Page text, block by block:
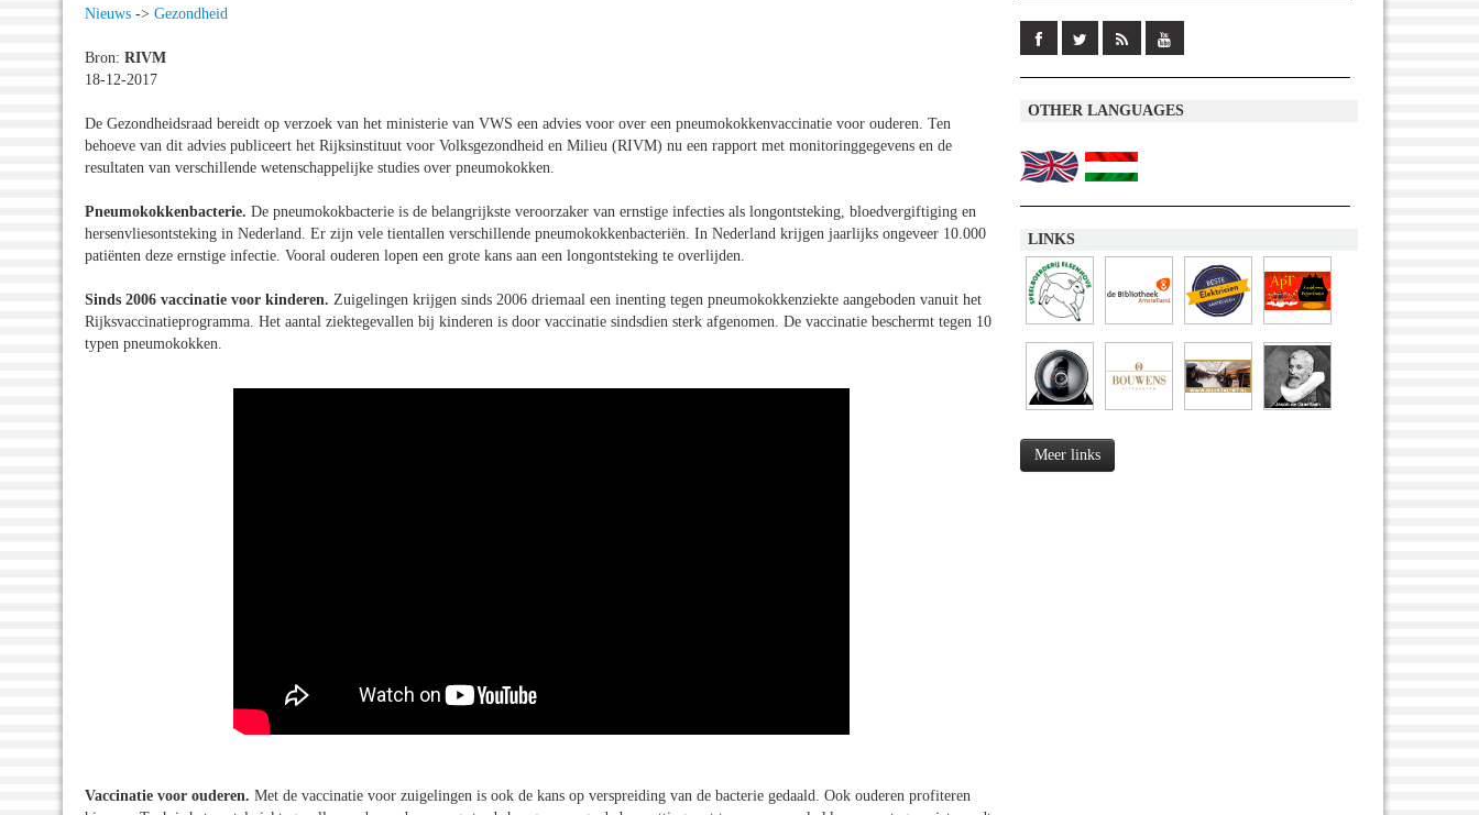
Nieuws -> Gezondheid
Bron: RIVM
18-12-2017
De Gezondheidsraad bereidt op verzoek van het ministerie van VWS een advies voor over een pneumokokkenvaccinatie voor ouderen. Ten
behoeve van dit advies publiceert het Rijksinstituut voor Volksgezondheid en Milieu (RIVM) nu een rapport met monitoringgegevens en de
resultaten van verschillende wetenschappelijke studies over pneumokokken.
Pneumokokkenbacterie. De pneumokokbacterie is de belangrijkste veroorzaker van ernstige infecties als longontsteking, bloedvergiftiging en
hersenvliesontsteking in Nederland. Er zijn vele tientallen verschillende pneumokokkenbacteriën. In Nederland krijgen jaarlijks ongeveer 10.000
patiënten deze ernstige infectie. Vooral ouderen lopen een grote kans aan een longontsteking te overlijden.
Sinds 2006 vaccinatie voor kinderen. Zuigelingen krijgen sinds 2006 driemaal een inenting tegen pneumokokkenziekte aangeboden vanuit het
Rijksvaccinatieprogramma. Het aantal ziektegevallen bij kinderen is door vaccinatie sindsdien sterk afgenomen. De vaccinatie beschermt tegen 10
typen pneumokokken.
Vaccinatie voor ouderen. Met de vaccinatie voor zuigelingen is ook de kans op verspreiding van de bacterie gedaald. Ook ouderen profiteren
OTHER LANGUAGES
LINKS
Meer links